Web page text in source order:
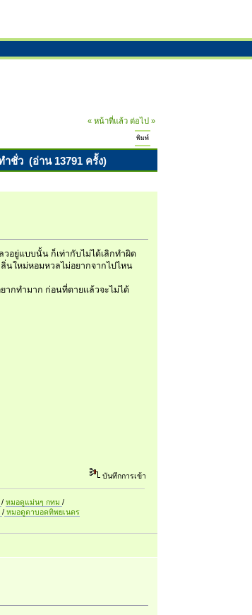
« หน้าที่แล้ว ต่อไป »
พิมพ์
ำชั่ว (อ่าน 13791 ครั้ง)
วอยู่แบบนั้น ก็เท่ากับไม่ได้เลิกทำผิด
นใหม่หอมหวลไม่อยากจากไปไหน
ากทำมาก ก่อนที่ตายแล้วจะไม่ได้
บันทึกการเข้า
/หมอดูแม่นๆ กทม/
/ หมอดูตาบอดทิพยเนตร